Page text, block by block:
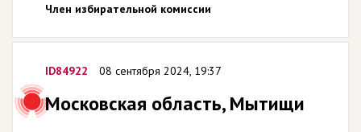
Член избирательной комиссии
ID84922 08 сентября 2024, 19:37
Московская область, Мытищи